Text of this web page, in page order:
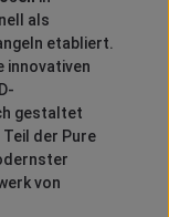
als
etabliert.
innovativen
gestaltet
Teil der Pure
von